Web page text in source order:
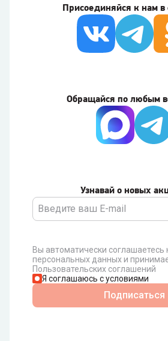
Присоединяйся к нам в
Узнавай о новых
Вы автоматически соглашаетесь
персональных данных и
Пользовательских соглашений
Я соглашаюсь с условиями
Подписаться
Обращайся по любым